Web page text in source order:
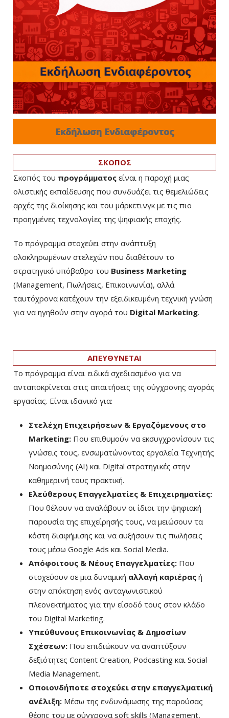
Εκδήλωση Ενδιαφέροντος
ΣΚΟΠΟΣ
Σκοπός του προγράμματος είναι η παροχή μιας
ολιστικής εκπαίδευσης που συνδυάζει τις θεμελιώδεις
αρχές της διοίκησης και του μάρκετινγκ με τις πιο
προηγμένες τεχνολογίες της ψηφιακής εποχής.
Το πρόγραμμα στοχεύει στην ανάπτυξη
ολοκληρωμένων στελεχών που διαθέτουν το
στρατηγικό υπόβαθρο του Business Marketing
(Management, Πωλήσεις, Επικοινωνία), αλλά
ταυτόχρονα κατέχουν την εξειδικευμένη τεχνική γνώση
για να ηγηθούν στην αγορά του Digital Marketing.
ΑΠΕΥΘΥΝΕΤΑΙ
Το πρόγραμμα είναι ειδικά σχεδιασμένο για να
ανταποκρίνεται στις απαιτήσεις της σύγχρονης αγοράς
εργασίας. Είναι ιδανικό για:
Στελέχη Επιχειρήσεων & Εργαζόμενους στο
Marketing: Που επιθυμούν να εκσυγχρονίσουν τις
γνώσεις τους, ενσωματώνοντας εργαλεία Τεχνητής
Νοημοσύνης (AI) και Digital στρατηγικές στην
καθημερινή τους πρακτική.
Ελεύθερους Επαγγελματίες & Επιχειρηματίες:
Που θέλουν να αναλάβουν οι ίδιοι την ψηφιακή
παρουσία της επιχείρησής τους, να μειώσουν τα
κόστη διαφήμισης και να αυξήσουν τις πωλήσεις
τους μέσω Google Ads και Social Media.
Απόφοιτους & Νέους Επαγγελματίες: Που
στοχεύουν σε μια δυναμική αλλαγή καριέρας ή
στην απόκτηση ενός ανταγωνιστικού
πλεονεκτήματος για την είσοδό τους στον κλάδο
του Digital Marketing.
Υπεύθυνους Επικοινωνίας & Δημοσίων
Σχέσεων: Που επιδιώκουν να αναπτύξουν
δεξιότητες Content Creation, Podcasting και Social
Media Management.
Οποιονδήποτε στοχεύει στην επαγγελματική
ανέλιξη: Μέσω της ενδυνάμωσης της παρούσας
θέσης του με σύγχρονα soft skills (Management,